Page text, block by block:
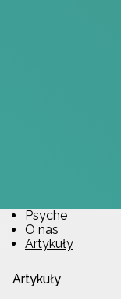
Psyche
O nas
Artykuły
Artykuły